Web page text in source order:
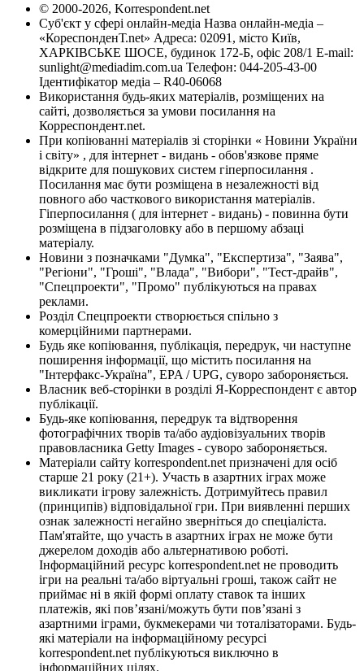
© 2000-2026, Korrespondent.net
Суб'єкт у сфері онлайн-медіа Назва онлайн-медіа –
«КореспонденТ.net» Адреса: 02091, місто Київ,
ХАРКІВСЬКЕ ШОСЕ, будинок 172-Б, офіс 208/1 E-mail:
sunlight@mediadim.com.ua Телефон: 044-205-43-00
Ідентифікатор медіа – R40-06068
Використання будь-яких матеріалів, розміщених на
сайті, дозволяється за умови посилання на
Корреспондент.net.
При копіюванні матеріалів зі сторінки « Новини України
і світу» , для інтернет - видань - обов'язкове пряме
відкрите для пошукових систем гіперпосилання .
Посилання має бути розміщена в незалежності від
повного або часткового використання матеріалів.
Гіперпосилання ( для інтернет - видань) - повинна бути
розміщена в підзаголовку або в першому абзаці
матеріалу.
Новини з позначками "Думка", "Експертиза", "Заява",
"Регіони", "Гроші", "Влада", "Вибори", "Тест-драйв",
"Спецпроекти", "Промо" публікуються на правах
реклами.
Розділ Спецпроекти створюється спільно з
комерційними партнерами.
Будь яке копіювання, публікація, передрук, чи наступне
поширення інформації, що містить посилання на
"Інтерфакс-Україна", EPA / UPG, суворо забороняється.
Власник веб-сторінки в розділі Я-Корреспондент є автор
публікації.
Будь-яке копіювання, передрук та відтворення
фотографічних творів та/або аудіовізуальних творів
правовласника Getty Images - суворо забороняється.
Матеріали сайту korrespondent.net призначені для осіб
старше 21 року (21+). Участь в азартних іграх може
викликати ігрову залежність. Дотримуйтесь правил
(принципів) відповідальної гри. При виявленні перших
ознак залежності негайно зверніться до спеціаліста.
Пам'ятайте, що участь в азартних іграх не може бути
джерелом доходів або альтернативою роботі.
Інформаційний ресурс korrespondent.net не проводить
ігри на реальні та/або віртуальні гроші, також сайт не
приймає ні в якій формі оплату ставок та інших
платежів, які пов’язані/можуть бути пов’язані з
азартними іграми, букмекерами чи тоталізаторами. Будь-
які матеріали на інформаційному ресурсі
korrespondent.net публікуються виключно в
інформаційних цілях.